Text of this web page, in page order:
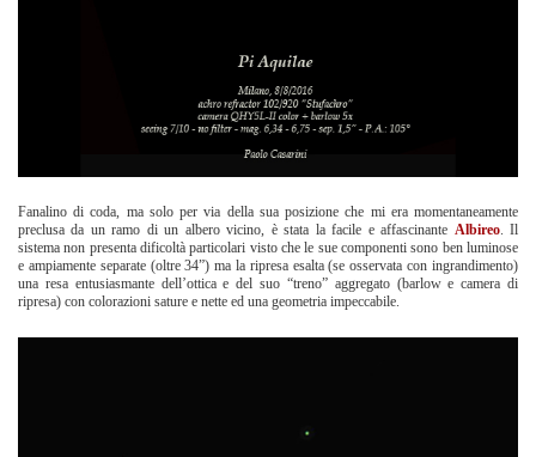
Fanalino di coda, ma solo per via della sua posizione che mi era momentaneamente
preclusa da un ramo di un albero vicino, è stata la facile e affascinante Albireo. Il
sistema non presenta dificoltà particolari visto che le sue componenti sono ben luminose
e ampiamente separate (oltre 34”) ma la ripresa esalta (se osservata con ingrandimento)
una resa entusiasmante dell’ottica e del suo “treno” aggregato (barlow e camera di
ripresa) con colorazioni sature e nette ed una geometria impeccabile.